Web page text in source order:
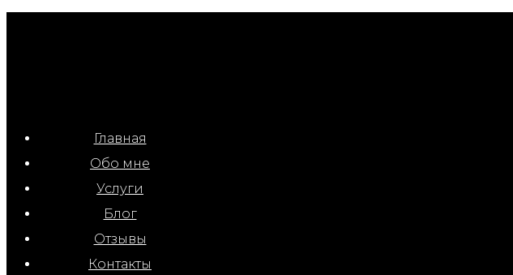
Главная
Обо мне
Услуги
Блог
Отзывы
Контакты